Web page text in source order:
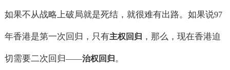
如果不从战略上破局就是死结，就很难有出路。如果说97
年香港是第一次回归，只有主权回归 ，那么，现在香港迫
切需要二次回归——治权回归 。